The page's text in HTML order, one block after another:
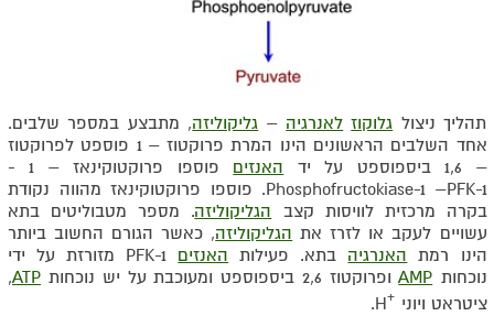
תהליך ניצול גלוקוז לאנרגיה – גליקוליזה, מתבצע במספר שלבים.
אחד השלבים הראשונים הינו המרת פרוקטוז – 1 פוספט לפרוקטוז
– 1,6 ביספוספט על יד
האנזים
פוספו פרוקטוקינאז – 1 -
Phosphofructokiase-1 –PFK-1. פוספו פרוקטוקינאז מהווה נקודת
בקרה מרכזית לוויסות קצב הגליקוליזה. מספר מטבוליטים בתא
עשויים לעקב או לזרז את הגליקוליזה, כאשר הגורם החשוב ביותר
הינו רמת האנרגיה בתא. פעילות האנזים
PFK-1 מזורזת על ידי
נוכחות AMPופרוקטוז 2,6 ביספוספט ומעוכבת על יש נוכחות ATP
,
ציטראט ויוני +
H.